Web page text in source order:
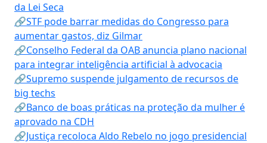
da Lei Seca
🔗STF pode barrar medidas do Congresso para
aumentar gastos, diz Gilmar
🔗Conselho Federal da OAB anuncia plano nacional
para integrar inteligência artificial à advocacia
🔗Supremo suspende julgamento de recursos de
big techs
🔗Banco de boas práticas na proteção da mulher é
aprovado na CDH
🔗Justiça recoloca Aldo Rebelo no jogo presidencial